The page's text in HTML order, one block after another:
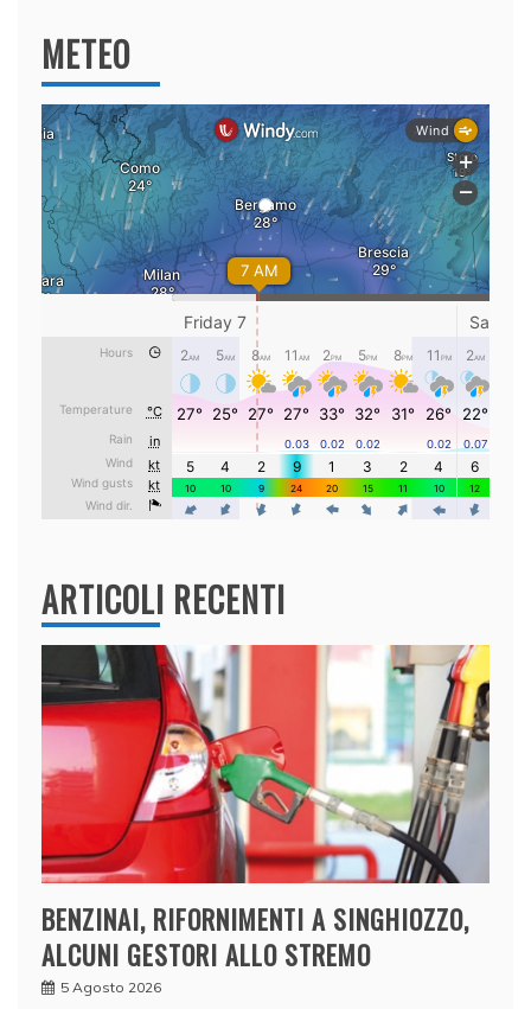
METEO
ARTICOLI RECENTI
BENZINAI, RIFORNIMENTI A SINGHIOZZO,
ALCUNI GESTORI ALLO STREMO
5 Agosto 2026